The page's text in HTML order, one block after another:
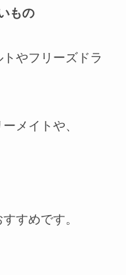
もの
やフリーズドラ
メイトや、
すめです。